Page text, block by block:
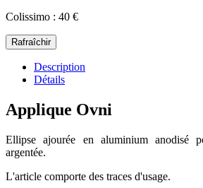
Colissimo : 40 €
Description
Détails
Applique Ovni
Ellipse ajourée en aluminium anodisé
argentée.
L'article comporte des traces d'usage.